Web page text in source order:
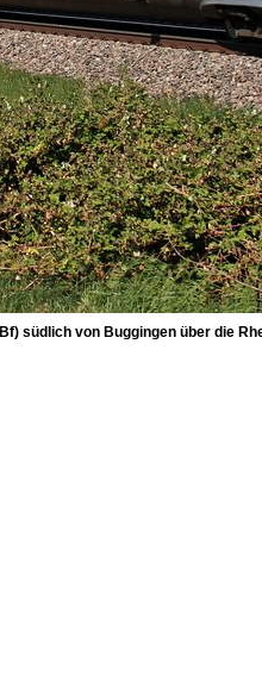
südlich von Buggingen über die